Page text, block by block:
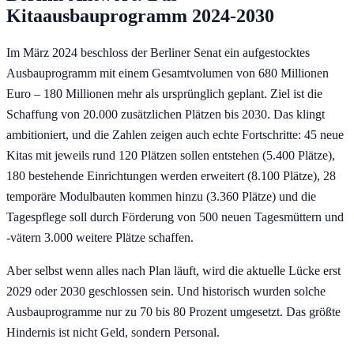
Kitaausbauprogramm 2024-2030
Im März 2024 beschloss der Berliner Senat ein aufgestocktes
Ausbauprogramm mit einem Gesamtvolumen von 680 Millionen
Euro – 180 Millionen mehr als ursprünglich geplant. Ziel ist die
Schaffung von 20.000 zusätzlichen Plätzen bis 2030. Das klingt
ambitioniert, und die Zahlen zeigen auch echte Fortschritte: 45 neue
Kitas mit jeweils rund 120 Plätzen sollen entstehen (5.400 Plätze),
180 bestehende Einrichtungen werden erweitert (8.100 Plätze), 28
temporäre Modulbauten kommen hinzu (3.360 Plätze) und die
Tagespflege soll durch Förderung von 500 neuen Tagesmüttern und
-vätern 3.000 weitere Plätze schaffen.
Aber selbst wenn alles nach Plan läuft, wird die aktuelle Lücke erst
2029 oder 2030 geschlossen sein. Und historisch wurden solche
Ausbauprogramme nur zu 70 bis 80 Prozent umgesetzt. Das größte
Hindernis ist nicht Geld, sondern Personal.